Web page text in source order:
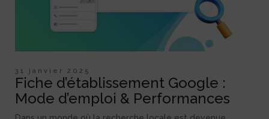
31 janvier 2025
Fiche d’établissement Google :
Mode d’emploi & Performances